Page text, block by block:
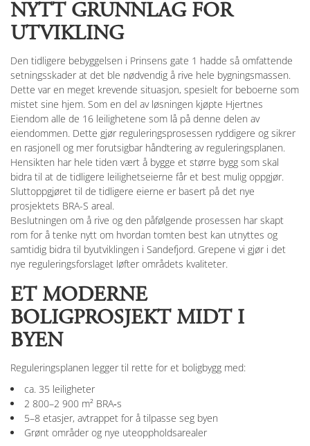
NYTT GRUNNLAG FOR
UTVIKLING
Den tidligere bebyggelsen i Prinsens gate 1 hadde så omfattende
setningsskader at det ble nødvendig å rive hele bygningsmassen.
Dette var en meget krevende situasjon, spesielt for beboerne som
mistet sine hjem. Som en del av løsningen kjøpte Hjertnes
Eiendom alle de 16 leilighetene som lå på denne delen av
eiendommen. Dette gjør reguleringsprosessen ryddigere og sikrer
en rasjonell og mer forutsigbar håndtering av reguleringsplanen.
Hensikten har hele tiden vært å bygge et større bygg som skal
bidra til at de tidligere leilighetseierne får et best mulig oppgjør.
Sluttoppgjøret til de tidligere eierne er basert på det nye
prosjektets BRA-S areal.
Beslutningen om å rive og den påfølgende prosessen har skapt
rom for å tenke nytt om hvordan tomten best kan utnyttes og
samtidig bidra til byutviklingen i Sandefjord. Grepene vi gjør i det
nye reguleringsforslaget løfter områdets kvaliteter.
ET MODERNE
BOLIGPROSJEKT MIDT I
BYEN
Reguleringsplanen legger til rette for et boligbygg med:
ca. 35 leiligheter
2 800–2 900 m² BRA‑s
5–8 etasjer, avtrappet for å tilpasse seg byen
Grønt områder og nye uteoppholdsarealer